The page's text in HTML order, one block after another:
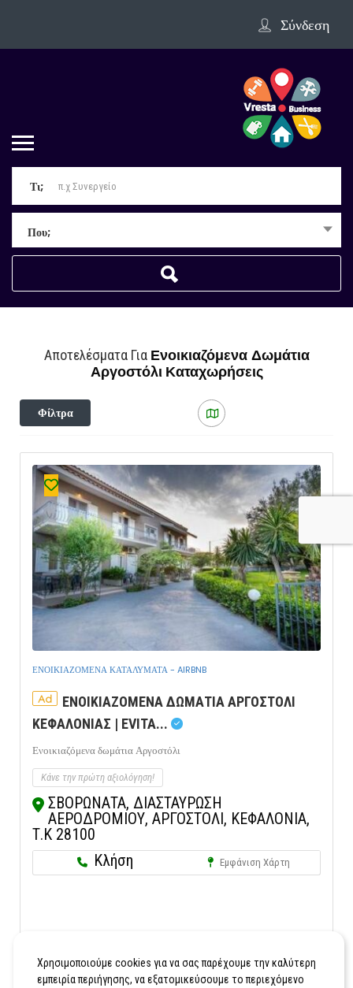
Σύνδεση
Τι;
Που;
Αποτελέσματα Για Ενοικιαζόμενα Δωμάτια
Αργοστόλι Καταχωρήσεις
Φίλτρα
ΕΝΟΙΚΙΑΖΟΜΕΝΑ ΚΑΤΑΛΥΜΑΤΑ - AIRBNB
Ad
ΕΝΟΙΚΙΑΖΟΜΕΝΑ ΔΩΜΑΤΙΑ ΑΡΓΟΣΤΟΛΙ
ΚΕΦΑΛΟΝΙΑΣ | EVITA...
Ενοικιαζόμενα δωμάτια Αργοστόλι
Κάνε την πρώτη αξιολόγηση!
ΣΒΟΡΩΝΑΤΑ, ΔΙΑΣΤΑΥΡΩΣΗ
ΑΕΡΟΔΡΟΜΙΟΥ, ΑΡΓΟΣΤΟΛΙ, ΚΕΦΑΛΟΝΙΑ,
Τ.Κ 28100
Κλήση
Εμφάνιση Χάρτη
Χρησιμοποιούμε cookies για να σας παρέχουμε την καλύτερη
εμπειρία περιήγησης, να εξατομικεύσουμε το περιεχόμενο